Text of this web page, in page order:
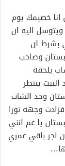
انا خصيمك يوم
اليه ان
بشرط ان
وصاحب
يلحقه
ينتظر
وجد الشاب
وجهه نورا
يا عم انني
اجر باقي عمري